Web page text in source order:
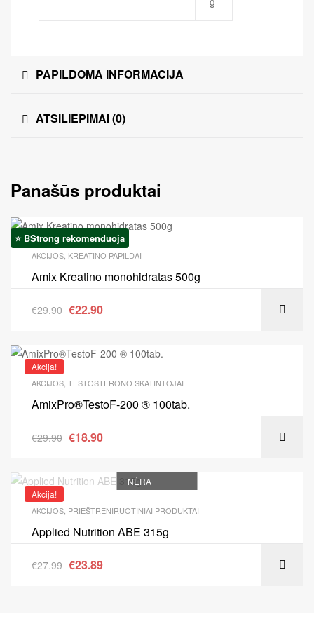
PAPILDOMA INFORMACIJA
ATSILIEPIMAI (0)
Panašūs produktai
⭐ BStrong rekomenduoja
Akcija!
AKCIJOS KREATINO PAPILDAI
Amix Kreatino monohidratas 500g
€29.90 €22.90
Akcija!
AKCIJOS TESTOSTERONO SKATINTOJAI
AmixPro®TestoF-200 ® 100tab.
€29.90 €18.90
Akcija!
NĖRA
AKCIJOS PRIEŠTRENIRUOTINIAI PRODUKTAI
Applied Nutrition ABE 315g
€27.99 €23.89